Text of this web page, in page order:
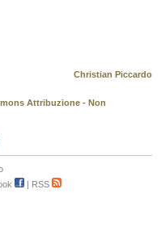
Christian Piccardo
Attribuzione - Non
RSS